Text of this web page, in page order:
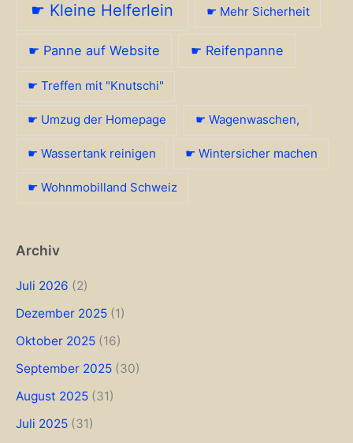
☛ Kleine Helferlein ☛ Mehr Sicherheit
☛ Panne auf Website ☛ Reifenpanne
☛ Treffen mit "Knutschi"
☛ Umzug der Homepage ☛ Wagenwaschen,
☛ Wassertank reinigen ☛ Wintersicher machen
☛ Wohnmobilland Schweiz
Archiv
Juli 2026 (2)
Dezember 2025 (1)
Oktober 2025 (16)
September 2025 (30)
August 2025 (31)
Juli 2025 (31)